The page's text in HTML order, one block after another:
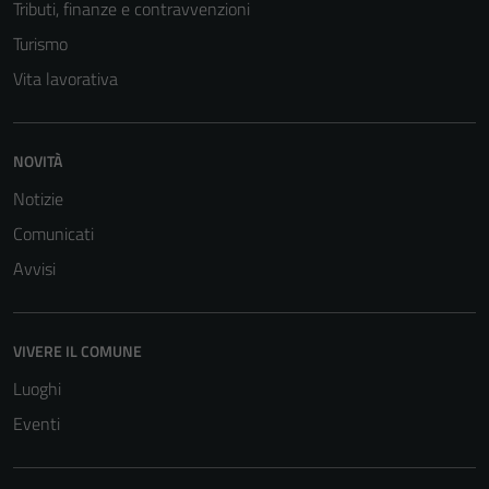
Tributi, finanze e contravvenzioni
Turismo
Vita lavorativa
NOVITÀ
Notizie
Comunicati
Avvisi
VIVERE IL COMUNE
Luoghi
Eventi